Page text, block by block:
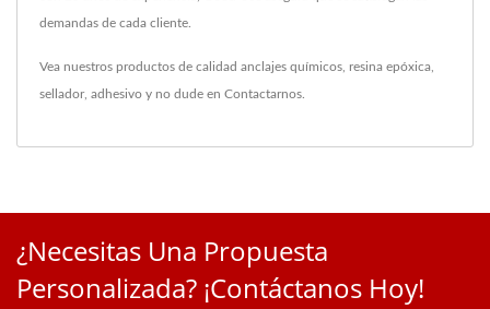
demandas de cada cliente.
Vea nuestros productos de calidad anclajes químicos resina epóxica
sellador, adhesivo y no dude en Contactarnos
¿Necesitas Una Propuesta
Personalizada? ¡Contáctanos Hoy!